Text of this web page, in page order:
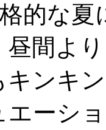
的な夏
間よ
キンキ
エーシ